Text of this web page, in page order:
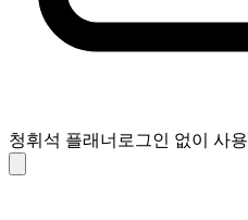
청휘석 플래너 로그인 없이 사용